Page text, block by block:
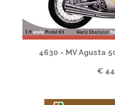
4630 - MV Agusta
€